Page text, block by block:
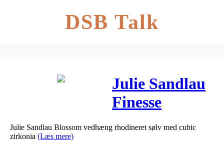
DSB Talk
Julie Sandlau
Finesse
vedhæng
Julie Sandlau Blossom vedhæng rhodineret sølv med cubic
zirkonia (Læs mere)